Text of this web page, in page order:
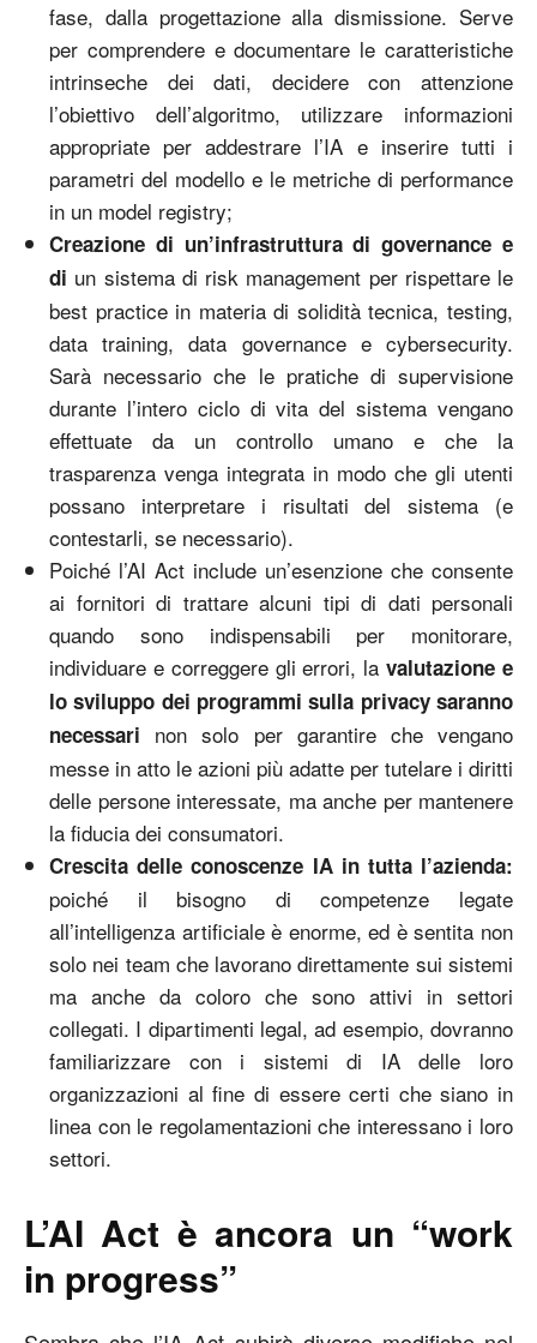
fase, dalla progettazione alla dismissione. Serve
per comprendere e documentare le caratteristiche
intrinseche dei dati, decidere con attenzione
l’obiettivo dell’algoritmo, utilizzare informazioni
appropriate per addestrare l’IA e inserire tutti i
parametri del modello e le metriche di performance
in un model registry;
Creazione di un’infrastruttura di governance e
di un sistema di risk management per rispettare le
best practice in materia di solidità tecnica, testing,
data training, data governance e cybersecurity.
Sarà necessario che le pratiche di supervisione
durante l’intero ciclo di vita del sistema vengano
effettuate da un controllo umano e che la
trasparenza venga integrata in modo che gli utenti
possano interpretare i risultati del sistema (e
contestarli, se necessario).
Poiché l’AI Act include un’esenzione che consente
ai fornitori di trattare alcuni tipi di dati personali
quando sono indispensabili per monitorare,
individuare e correggere gli errori, la valutazione e
lo sviluppo dei programmi sulla privacy saranno
necessari non solo per garantire che vengano
messe in atto le azioni più adatte per tutelare i diritti
delle persone interessate, ma anche per mantenere
la fiducia dei consumatori.
Crescita delle conoscenze IA in tutta l’azienda:
poiché il bisogno di competenze legate
all’intelligenza artificiale è enorme, ed è sentita non
solo nei team che lavorano direttamente sui sistemi
ma anche da coloro che sono attivi in settori
collegati. I dipartimenti legal, ad esempio, dovranno
familiarizzare con i sistemi di IA delle loro
organizzazioni al fine di essere certi che siano in
linea con le regolamentazioni che interessano i loro
settori.
L’AI Act è ancora un “work
in progress”